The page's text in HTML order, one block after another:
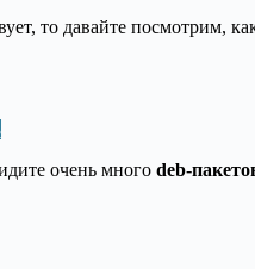
то давайте посмотрим,
очень много deb-